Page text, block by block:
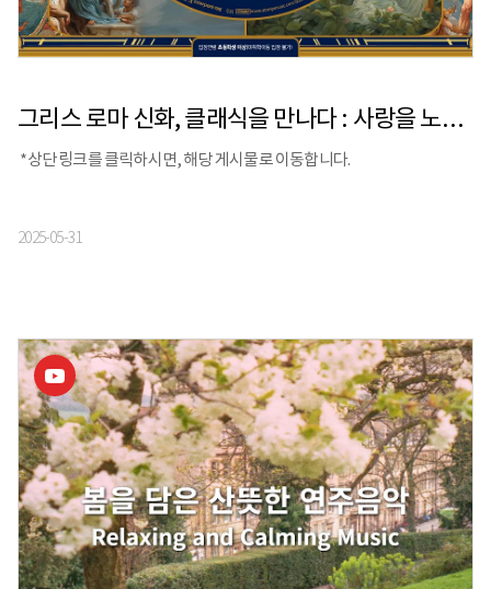
그리스 로마 신화, 클래식을 만나다 : 사랑을 노래한 예술가들
*상단 링크를 클릭하시면, 해당 게시물로 이동합니다.
2025-05-31